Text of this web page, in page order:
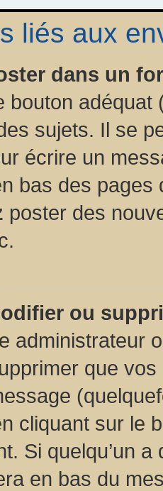
liés aux
dans un
bouton
sujets. Il se
écrire un
bas des
poster des
ou
administrateur
que
cliquant sur le
Si quelqu’un
en bas du